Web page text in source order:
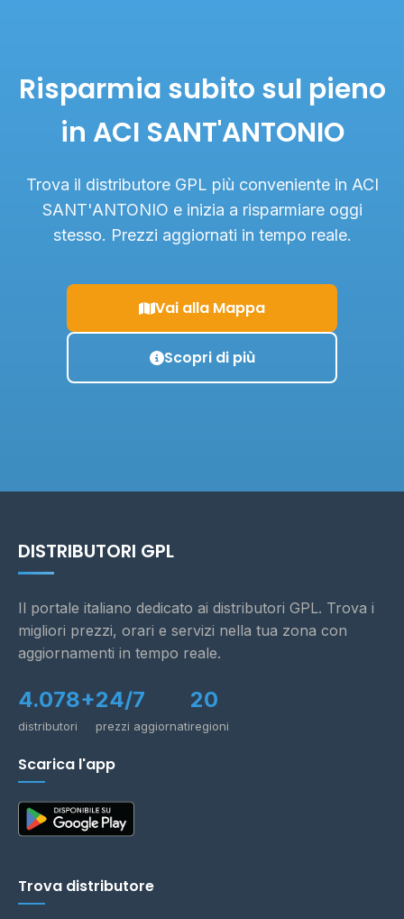
Risparmia subito sul pieno
in ACI SANT'ANTONIO
Trova il distributore GPL più conveniente in ACI
SANT'ANTONIO e inizia a risparmiare oggi
stesso. Prezzi aggiornati in tempo reale.
Vai alla Mappa
Scopri di più
DISTRIBUTORI GPL
Il portale italiano dedicato ai distributori GPL. Trova i
migliori prezzi, orari e servizi nella tua zona con
aggiornamenti in tempo reale.
4.078+
distributori
24/7
prezzi aggiornati
20
regioni
Scarica l'app
Trova distributore